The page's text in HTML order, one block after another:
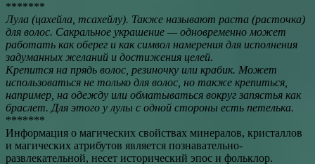
*******
Лула (цахейла, тсахейлу). Также называют раста (расточка)
для волос. Сакральное украшение — одновременно может
работать как оберег и как символ намерения для исполнения
задуманных желаний и достижения целей.
Крепится на прядь волос, резиночку или крабик. Может
использоваться не только для волос, но также крепиться,
например, на одежду или обматываться вокруг запястья как
браслет. Для этого у лулы с одной стороны есть петелька.
*******
Информация о магических свойствах минералов, кристаллов
и магических атрибутов является познавательно-
развлекательной, несет исторический эпос и фольклор.